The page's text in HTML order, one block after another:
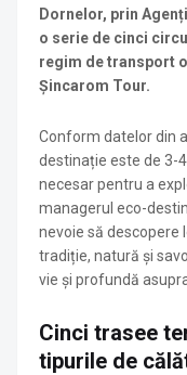
Dornelor, prin
o serie de cinci
regim de transport
Șincarom Tour.
Conform datelor din
destinație este de 3-
necesar pentru a
managerul eco-
nevoie să descopere
tradiție, natură și
vie și profundă
Cinci trasee
tipurile de